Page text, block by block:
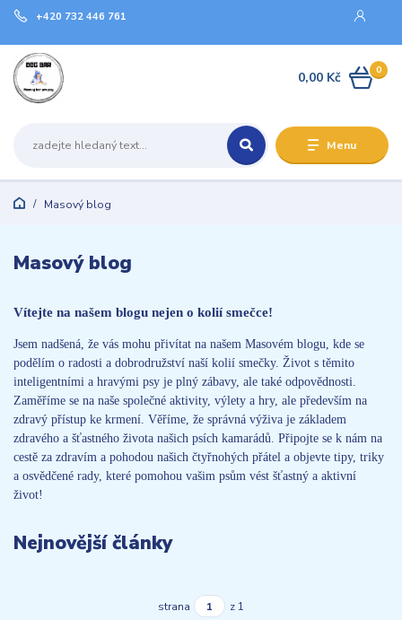
Menu
+420 732 446 761
0
0,00 Kč
Masový blog
Masový blog
Vítejte na našem blogu nejen o kolií smečce!
Jsem nadšená, že vás mohu přivítat na našem Masovém blogu, kde se
podělím o radosti a dobrodružství naší kolií smečky. Život s těmito
inteligentními a hravými psy je plný zábavy, ale také odpovědnosti.
Zaměříme se na naše společné aktivity, výlety a hry, ale především na
zdravý přístup ke krmení. Věříme, že správná výživa je základem
zdravého a šťastného života našich psích kamarádů. Připojte se k nám na
cestě za zdravím a pohodou našich čtyřnohých přátel a objevte tipy, triky
a osvědčené rady, které pomohou vašim psům vést šťastný a aktivní
život!
Nejnovější články
strana z 1